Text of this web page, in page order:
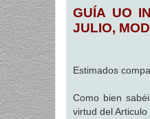
n
s
a
GUÍA UO
JULIO,
Estimados
Como bien
virtud del